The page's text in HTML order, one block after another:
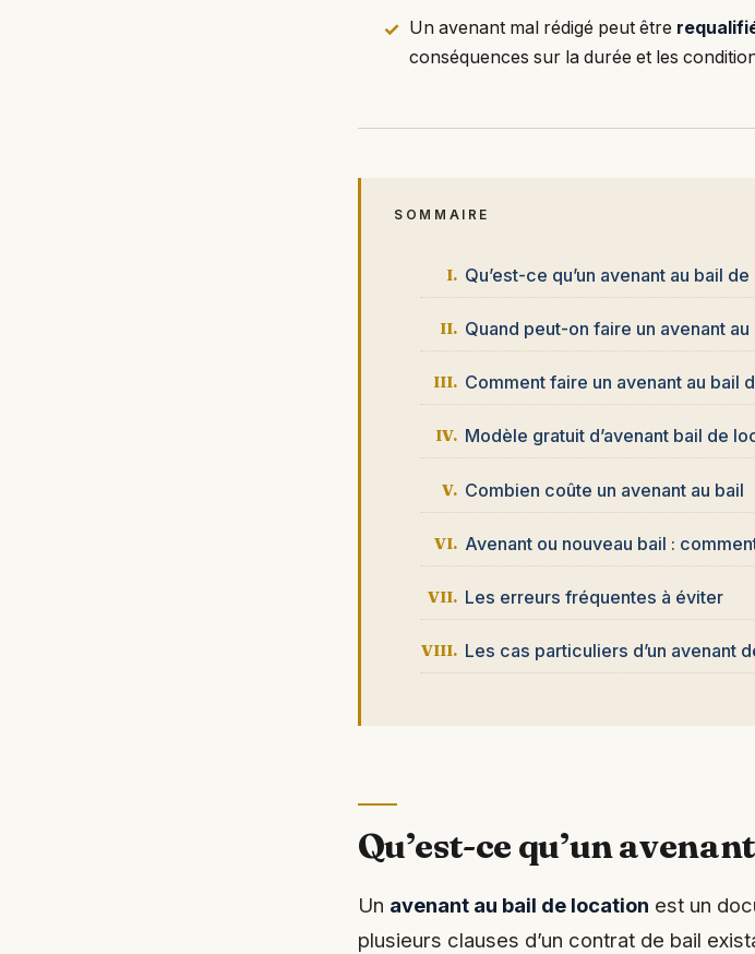
Un avenant mal rédigé peut être
conséquences sur la durée et les
SOMMAIRE
Qu’est-ce qu’un avenant au bail
Quand peut-on faire un avenant au
Comment faire un avenant au bail
Modèle gratuit d’avenant bail de
Combien coûte un avenant au bail
Avenant ou nouveau bail :
Les erreurs fréquentes à éviter
Les cas particuliers d’un avenant
Qu’est-ce qu’un
Un avenant au bail de location est un
plusieurs clauses d’un contrat de bail